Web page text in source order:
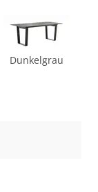
Dunkelgrau